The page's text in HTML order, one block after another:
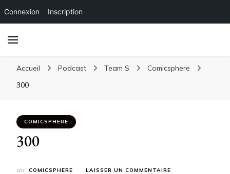
Connexion Inscription
Accueil Podcast Team S
Comicsphere
300
COMICSPHERE
300
par COMICSPHERE LAISSER UN COMMENTAIRE